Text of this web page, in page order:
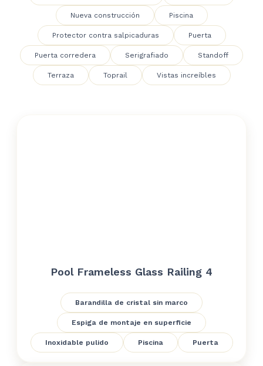
Nueva construcción Piscina
Protector contra salpicaduras Puerta
Puerta corredera Serigrafiado Standoff
Terraza Toprail Vistas increíbles
Pool Frameless Glass Railing 4
Barandilla de cristal sin marco
Espiga de montaje en superficie
Inoxidable pulido Piscina Puerta